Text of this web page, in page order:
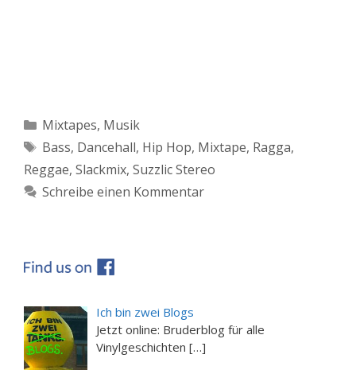
Kategorien
Mixtapes, Musik
Schlagwörter
Bass, Dancehall, Hip Hop, Mixtape, Ragga,
Reggae, Slackmix, Suzzlic Stereo
Schreibe einen Kommentar
Ich bin zwei Blogs
Jetzt online: Bruderblog für alle
Vinylgeschichten […]